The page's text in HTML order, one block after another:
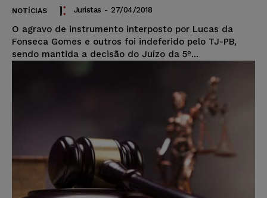
NOTÍCIAS Juristas - 27/04/2018
O agravo de instrumento interposto por Lucas da
Fonseca Gomes e outros foi indeferido pelo TJ-PB,
sendo mantida a decisão do Juízo da 5º...